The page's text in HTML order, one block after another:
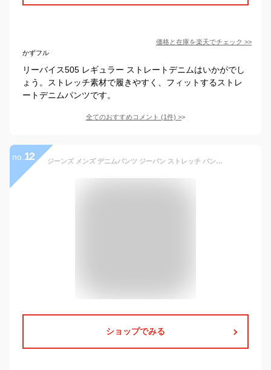
価格と在庫を楽天でチェック >>
かずフル
リーバイス505 レギュラー ストレートデニムはいかがでし
ょう。ストレッチ素材で履きやすく、フィットするストレ
ートデニムパンツです。
全てのおすすめコメント (1件) >
no. 12 ジーンズ メンズ デニムパンツ ジーパン ストレッチ パンツ ストレート 裾上げ済み ヘインズ Hanes ブランド 春夏 秋冬 股下 選べる 黒 ブラック
ショップでみる